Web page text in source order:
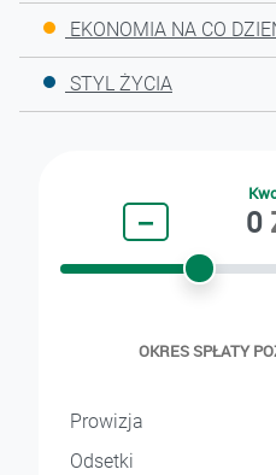
EKONOMIA NA CO
STYL ŻYCIA
− 0
OKRES SPŁATY
Prowizja
Odsetki